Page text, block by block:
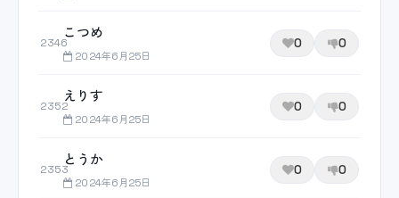
2346
こつめ
2024年6月25日
0 0
2352
えりす
2024年6月25日
0 0
2353
とうか
2024年6月25日
0 0